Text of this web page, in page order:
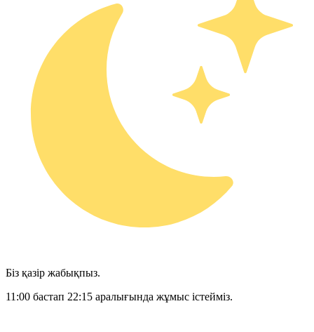
Біз қазір жабықпыз.
11:00 бастап 22:15 аралығында жұмыс істейміз.